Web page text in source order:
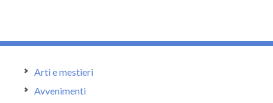
Arti e mestieri
Avvenimenti